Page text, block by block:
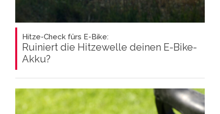
Hitze-Check fürs E-Bike:
Ruiniert die Hitzewelle deinen E-Bike-
Akku?